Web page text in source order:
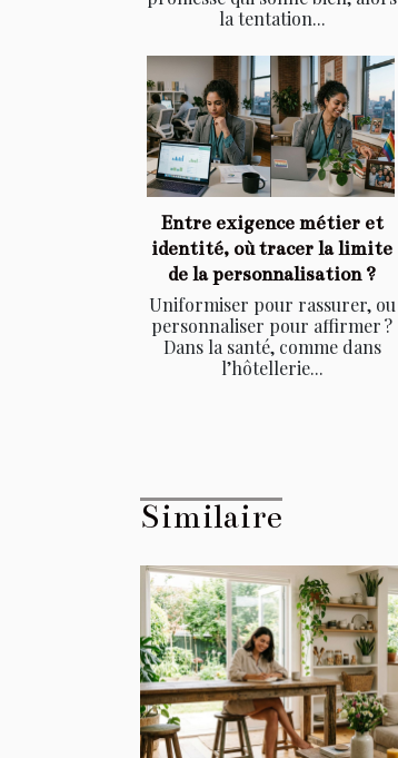
la tentation...
Entre exigence métier et
identité, où tracer la limite
de la personnalisation ?
Uniformiser pour rassurer, ou
personnaliser pour affirmer ?
Dans la santé, comme dans
l’hôtellerie...
Similaire